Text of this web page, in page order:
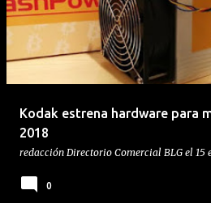
Kodak estrena hardware para
2018
redacción Directorio Comercial BLG el 15
0